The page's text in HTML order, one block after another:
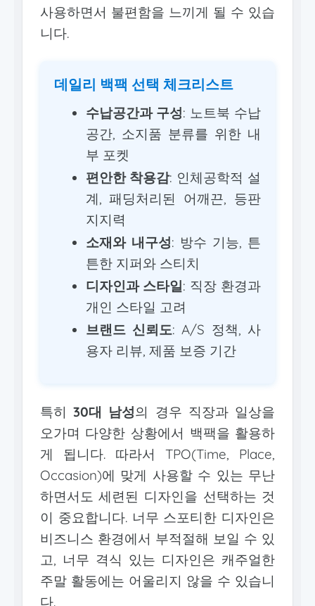
사용하면서 불편함을 느끼게 될 수 있습
니다.
데일리 백팩 선택 체크리스트
수납공간과 구성: 노트북 수납
공간, 소지품 분류를 위한 내
부 포켓
편안한 착용감: 인체공학적 설
계, 패딩처리된 어깨끈, 등판
지지력
소재와 내구성: 방수 기능, 튼
튼한 지퍼와 스티치
디자인과 스타일: 직장 환경과
개인 스타일 고려
브랜드 신뢰도: A/S 정책, 사
용자 리뷰, 제품 보증 기간
특히30대 남성의 경우 직장과 일상을
오가며 다양한 상황에서 백팩을 활용하
게 됩니다. 따라서 TPO(Time, Place,
Occasion)에 맞게 사용할 수 있는 무난
하면서도 세련된 디자인을 선택하는 것
이 중요합니다. 너무 스포티한 디자인은
비즈니스 환경에서 부적절해 보일 수 있
고, 너무 격식 있는 디자인은 캐주얼한
주말 활동에는 어울리지 않을 수 있습니
다.